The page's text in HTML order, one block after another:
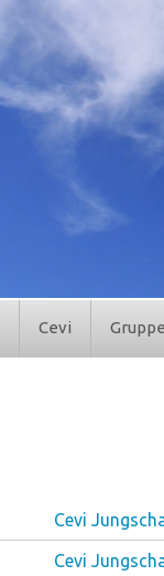
Cevi
Cevi
Cevi